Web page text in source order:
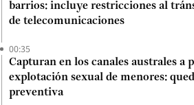
barrios: incluye restricciones al
de telecomunicaciones
00:35
Capturan en los canales australes a
explotación sexual de menores:
preventiva